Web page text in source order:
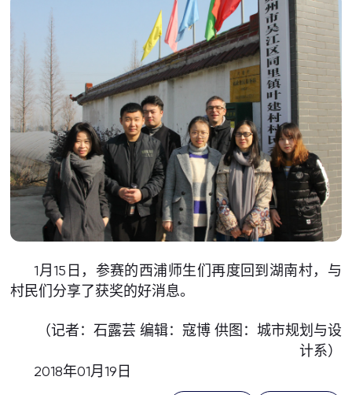
1月15日，参赛的西浦师生们再度回到湖南村，与
村民们分享了获奖的好消息。
（记者：石露芸 编辑：寇博 供图：城市规划与设
计系）
2018年01月19日